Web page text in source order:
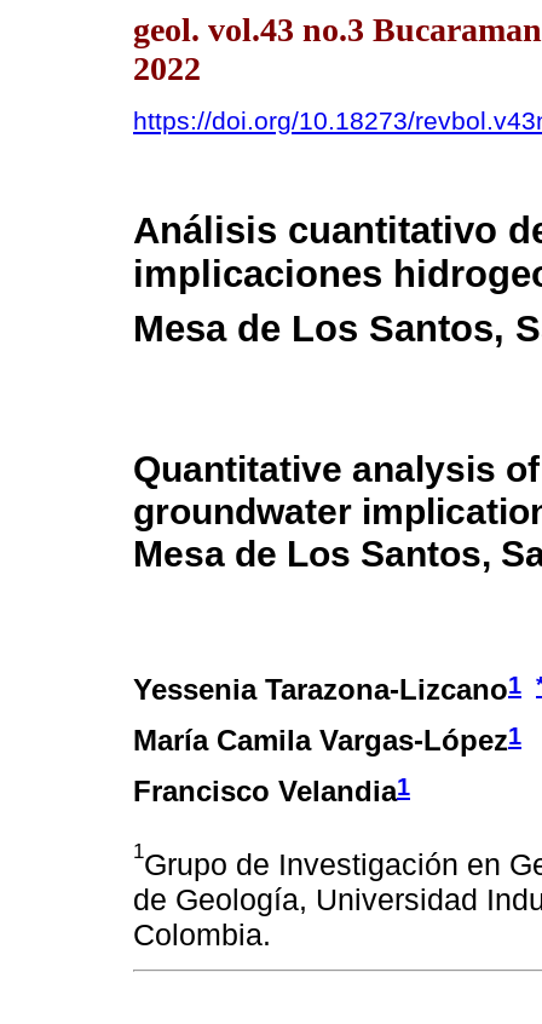
geol. vol.43 no.3
2022
https://doi.org/10.18273/
Análisis cuantitativo
implicaciones
Mesa de Los Santos,
Quantitative analysis
groundwater
Mesa de Los Santos,
Yessenia Tarazona-Lizcano1
María Camila Vargas-López1
Francisco Velandia1
1Grupo de Investigación en
de Geología, Universidad
Colombia.